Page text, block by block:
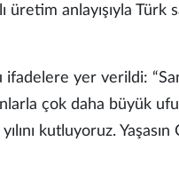
üretim anlayışıyla Türk
ifadelere yer verildi:
çok daha büyük
kutluyoruz.